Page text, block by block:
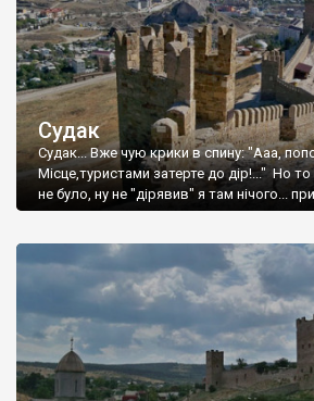
Судак
Судак... Вже чую крики в спину: "Ааа,
Місце,туристами затерте до дір!..." Но
не було, ну не "дірявив" я там нічого...